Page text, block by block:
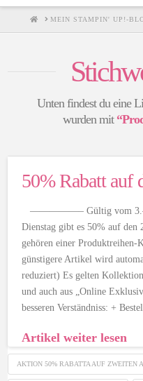
HOMEMEIN STAMPIN' UP!-
Unten findest du eine
wurden mit
50% Rabatt auf
—————– Gültig vom
Dienstag gibt es 50% auf
gehören einer
günstigere Artikel wird
reduziert) Es gelten
und auch aus „Online
besseren Verständniss: +
Artikel weiter lesen
AKTION 50% RABATTA AUF ZWEITEN